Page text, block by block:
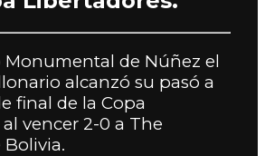
Monumental de Núñez el
alcanzó su pasó a
final de la Copa
vencer 2-0 a The